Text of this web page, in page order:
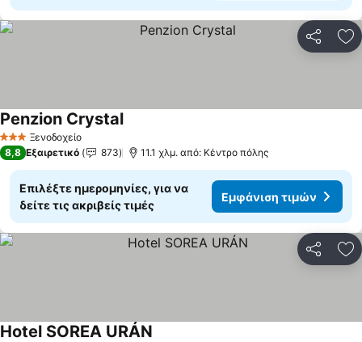
3 ΑστέριαΞενοδοχείο
Penzion CrystalΕμφάνιση τιμών
8,8 Εξαιρετικό 873 11.1 χλμ. από: Κέντρο πόλης
Επιλέξτε ημερομηνίες, για να
δείτε τις ακριβείς τιμές
Εμφάνιση τιμών
Hotel SOREA URÁN